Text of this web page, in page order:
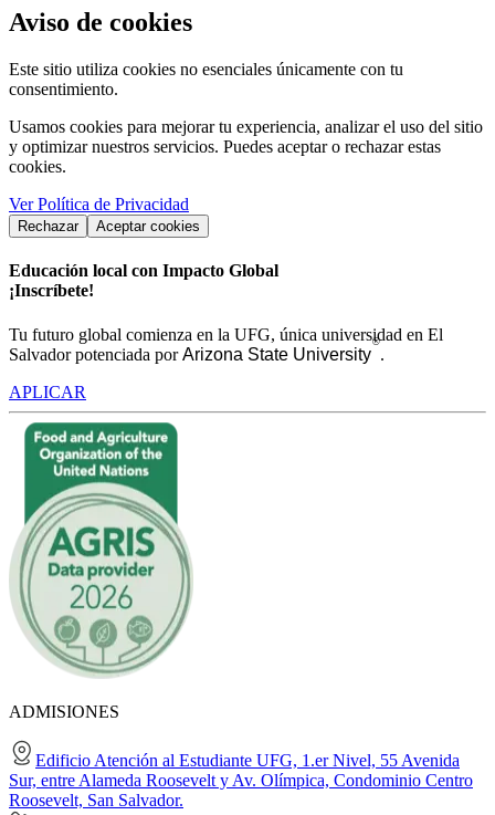
Aviso de cookies
Este sitio utiliza cookies no esenciales únicamente con tu
consentimiento.
Usamos cookies para mejorar tu experiencia, analizar el uso del sitio
y optimizar nuestros servicios. Puedes aceptar o rechazar estas
cookies.
Ver Política de Privacidad
Rechazar Aceptar cookies
Educación local con Impacto Global
¡Inscríbete!
Tu futuro global comienza en la UFG, única universidad en El
Salvador potenciada porArizona State University
®
.
APLICAR
ADMISIONES
Edificio Atención al Estudiante UFG, 1.er Nivel, 55 Avenida
Sur, entre Alameda Roosevelt y Av. Olímpica, Condominio Centro
Roosevelt, San Salvador.